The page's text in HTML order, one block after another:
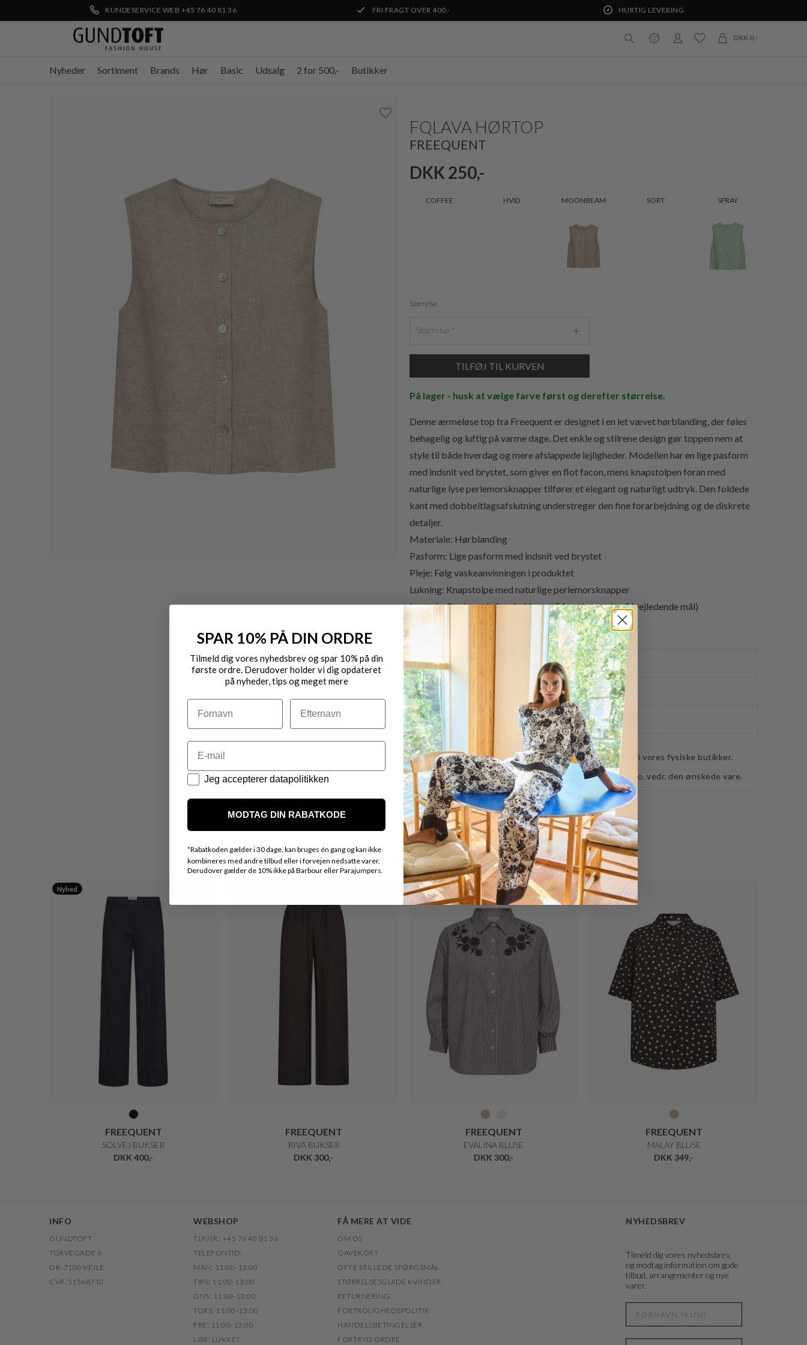
KUNDESERVICE WEB +45 76 40 81 36 FRI FRAGT OVER 400,- HURTIG LEVERING
DKK 0,-
Nyheder Sortiment Brands Hør Basic Udsalg 2 for 500,- Butikker
FQLAVA HØRTOP
FREEQUENT
DKK 250,-
COFFEE HVID MOONBEAM SORT SPRAY
Størrelse
Størrelse
På lager - husk at vælge farve først og derefter størrelse.
Denne ærmeløse top fra Freequent er designet i en let vævet hørblanding, der føles
behagelig og luftig på varme dage. Det enkle og stilrene design gør toppen nem at
style til både hverdag og mere afslappede lejligheder. Modellen har en lige pasform
med indsnit ved brystet, som giver en flot facon, mens knapstolpen foran med
naturlige lyse perlemorsknapper tilfører et elegant og naturligt udtryk. Den foldede
kant med dobbeltlagsafslutning understreger den fine forarbejdning og de diskrete
detaljer.
Materiale: Hørblanding
Pasform: Lige pasform med indsnit ved brystet
Pleje: Følg vaskeanvisningen i produktet
Lukning: Knapstolpe med naturlige perlemorsknapper
Længde: Ryglængde fra skulder ca. 54 cm i størrelse S (vejledende mål)
VARENR.: 208205 LAVA TO
Gratis fragt til pakkeshop ved køb over 400,-
Byt/Returnér i vores butikker
Levering 1-3 dage
OBS.
Ikke alle vores varer på webshoppen, befinder sig i vores fysiske butikker.
Kontakt din nærmeste forretning for ydeligere info. vedr. den ønskede vare.
VARER FRA SAMME MÆRKE
Nyhed
FREEQUENT
SOLVEJ BUKSER
DKK 400,-
FREEQUENT
RIVA BUKSER
DKK 300,-
FREEQUENT
EVALINA BLUSE
DKK 300,-
FREEQUENT
MALAY BLUSE
DKK 349,-
INFO
GUNDTOFT
TORVEGADE 6
DK-7100 VEJLE
CVR. 51568710
WEBSHOP
TLF.NR.: +45 76 40 81 36
TELEFONTID:
MAN: 11:00-13:00
TIRS: 11:00-13:00
ONS: 11:00-13:00
TORS: 11:00-13:00
FRE: 11:00-13:00
LØR: LUKKET
FÅ MERE AT VIDE
OM OS
GAVEKORT
OFTE STILLEDE SPØRGSMÅL
STØRRELSESGUIDE KVINDER
RETURNERING
FORTROLIGHEDSPOLITIK
HANDELSBETINGELSER
FORTRYD ORDRE
NYHEDSBREV
Tilmeld dig vores nyhedsbrev,
og modtag information om gode
tilbud, arrangementer og nye
varer.
SPAR 10% PÅ DIN ORDRE
Tilmeld dig vores nyhedsbrev og spar 10% på din
første ordre. Derudover holder vi dig opdateret
på nyheder, tips og meget mere
Navn Efternavn
Email
Datapolitik
Jeg accepterer datapolitikken
MODTAG DIN RABATKODE
*Rabatkoden gælder i 30 dage, kan bruges én gang og kan ikke
kombineres med andre tilbud eller i forvejen nedsatte varer.
Derudover gælder de 10% ikke på Barbour eller Parajumpers.